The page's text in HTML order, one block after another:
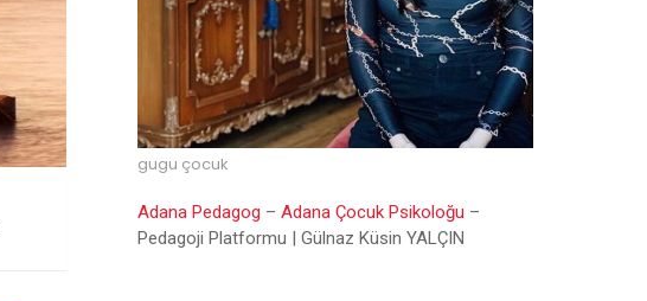
gugu çocuk
Adana Pedagog – Adana Çocuk Psikoloğu –
Pedagoji Platformu | Gülnaz Küsin YALÇIN